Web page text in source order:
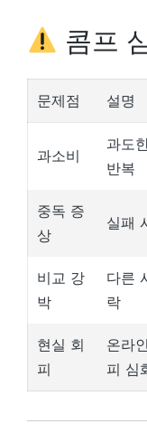
콤프
문제점 설명
과소비
과도
반복
중독 증
상
실패
비교 강
박
다른
락
현실 회
피
온라
피 심